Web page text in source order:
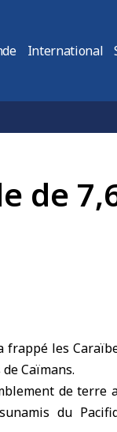
International
de
frappé les
Caïmans.
de terre
du